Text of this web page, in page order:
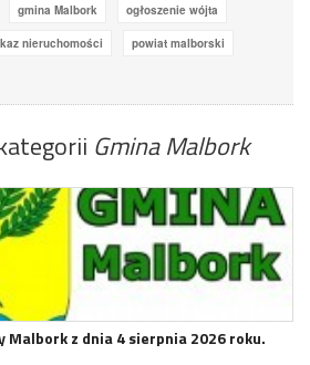
gmina Malbork ogłoszenie wójta
nieruchomości powiat malborski
Gmina Malbork
Malbork z dnia 4 sierpnia 2026 roku.